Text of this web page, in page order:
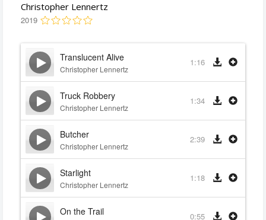
Christopher Lennertz
2019
Translucent Alive
Christopher Lennertz
1:16
Truck Robbery
Christopher Lennertz
1:34
Butcher
Christopher Lennertz
2:39
Starlight
Christopher Lennertz
1:18
On the Trail 0:55